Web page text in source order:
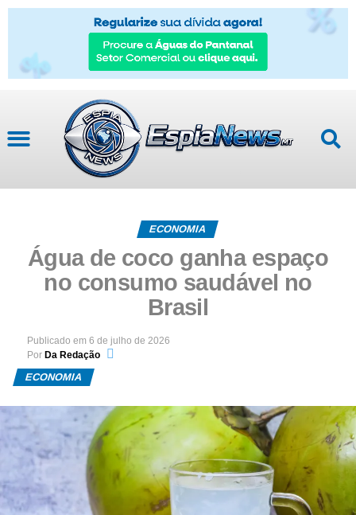
ECONOMIA
Água de coco ganha espaço
no consumo saudável no
Brasil
Publicado em 6 de julho de 2026
Por Da Redação
ECONOMIA